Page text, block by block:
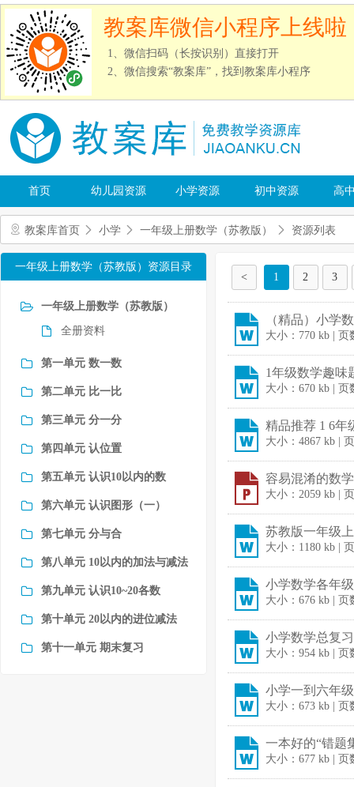
教案库微信小程序上线啦
1、微信扫码（长按识别）直接打开
2、微信搜索“教案库”，找到教案库小程序
首页 幼儿园资源 小学资源 初中资源 高
教案库首页 小学 一年级上册数学（苏教版） 资源列表
一年级上册数学（苏教版）资源目录
一年级上册数学（苏教版）
全册资料
第一单元 数一数
第二单元 比一比
第三单元 分一分
第四单元 认位置
第五单元 认识10以内的数
第六单元 认识图形（一）
第七单元 分与合
第八单元 10以内的加法与减法
第九单元 认识10~20各数
第十单元 20以内的进位减法
第十一单元 期末复习
< 1 2 3
（精品）小学
大小：770 kb |
1年级数学趣味
大小：670 kb |
精品推荐 1 6年
大小：4867 kb |
容易混淆的数
大小：2059 kb |
苏教版一年级
大小：1180 kb |
小学数学各年
大小：676 kb |
小学数学总复
大小：954 kb |
小学一到六年
大小：673 kb |
一本好的“错题
大小：677 kb |